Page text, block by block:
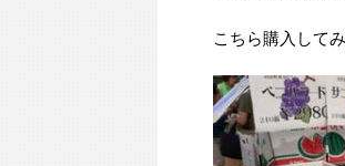
こちら購入して